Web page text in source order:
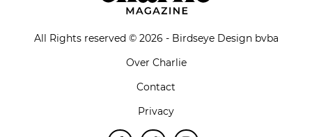
All Rights reserved © 2026 - Birdseye Design bvba
Over Charlie
Contact
Privacy